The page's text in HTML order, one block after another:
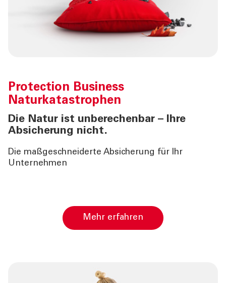
Protection Business
Naturkatastrophen
Die Natur ist unberechenbar – Ihre
Absicherung nicht.
Die maßgeschneiderte Absicherung für Ihr
Unternehmen
Mehr erfahren